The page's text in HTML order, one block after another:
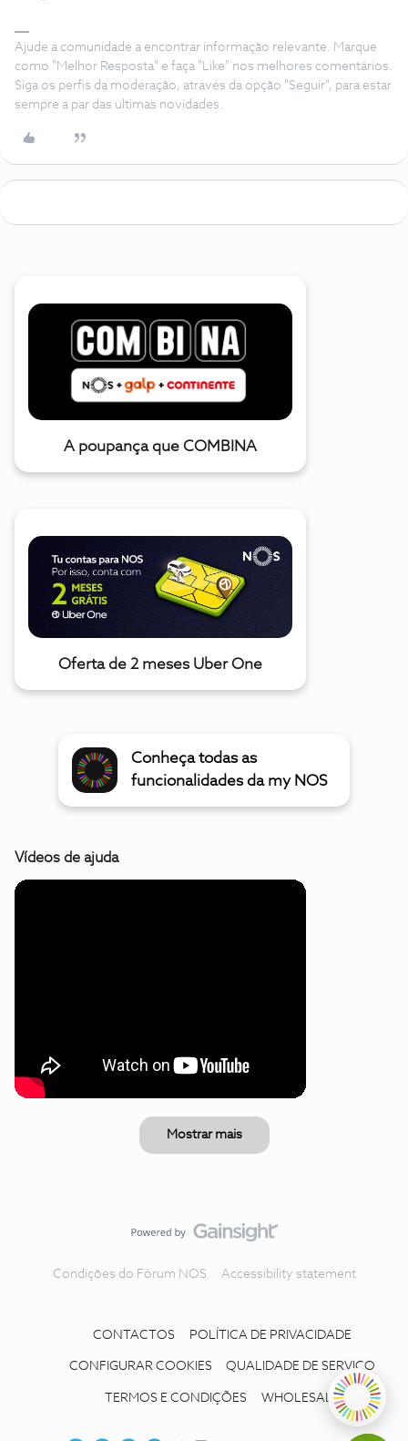
Ajude a comunidade a encontrar informação relevante. Marque
como "Melhor Resposta" e faça "Like" nos melhores comentários.
Siga os perfis da moderação, através da opção "Seguir", para estar
sempre a par das ultimas novidades.
A poupança que COMBINA
Oferta de 2 meses Uber One
Conheça todas as
funcionalidades da my NOS
Vídeos de ajuda
Mostrar mais
Condições do Fórum NOS Accessibility statement
CONTACTOS POLÍTICA DE PRIVACIDADE
CONFIGURAR COOKIES QUALIDADE DE SERVIÇO
TERMOS E CONDIÇÕES WHOLESALE